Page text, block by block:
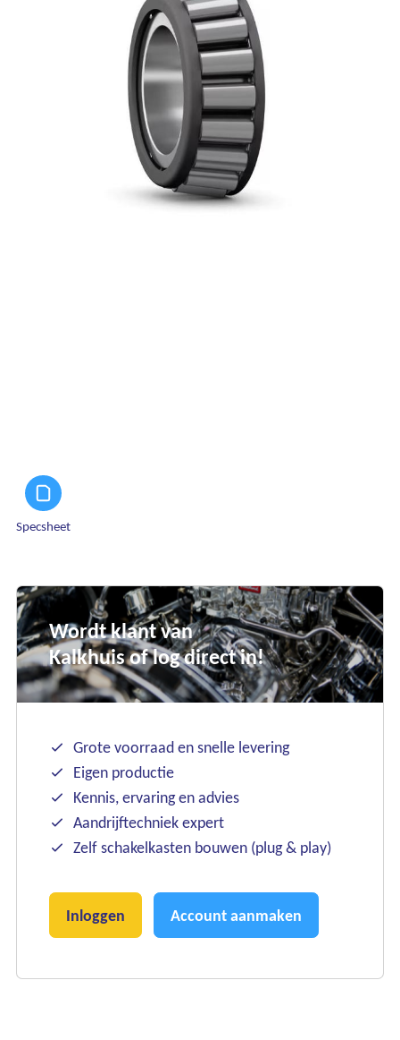
Specsheet
Wordt klant van
Kalkhuis of log direct in!
Grote voorraad en snelle levering
Eigen productie
Kennis, ervaring en advies
Aandrijftechniek expert
Zelf schakelkasten bouwen (plug & play)
Inloggen Account aanmaken